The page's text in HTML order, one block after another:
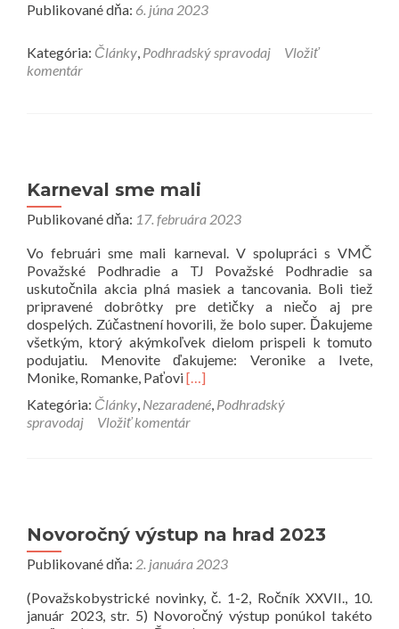
Publikované dňa: 6. júna 2023
Kategória: Články, Podhradský spravodaj
Vložiť
komentár
Karneval sme mali
Publikované dňa: 17. februára 2023
Vo februári sme mali karneval. V spolupráci s VMČ
Považské Podhradie a TJ Považské Podhradie sa
uskutočnila akcia plná masiek a tancovania. Boli tiež
pripravené dobrôtky pre detičky a niečo aj pre
dospelých. Zúčastnení hovorili, že bolo super. Ďakujeme
všetkým, ktorý akýmkoľvek dielom prispeli k tomuto
podujatiu. Menovite ďakujeme: Veronike a Ivete,
Monike, Romanke, PaťoviPrečítať
o
Karneval
[…]
Kategória: Články, Nezaradené, Podhradský
spravodaj
Vložiť komentár
Novoročný výstup na hrad 2023
Publikované dňa: 2. januára 2023
(Považskobystrické novinky, č. 1-2, Ročník XXVII., 10.
január 2023, str. 5) Novoročný výstup ponúkol takéto